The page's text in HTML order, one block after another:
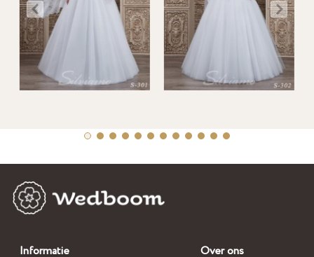
Informatie Over ons